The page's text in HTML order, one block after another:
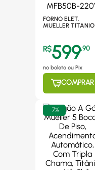
FORNO ELET.
MUELLER TITANIO
R$599,90
no boleto ou Pix
COMPRAR
-7%